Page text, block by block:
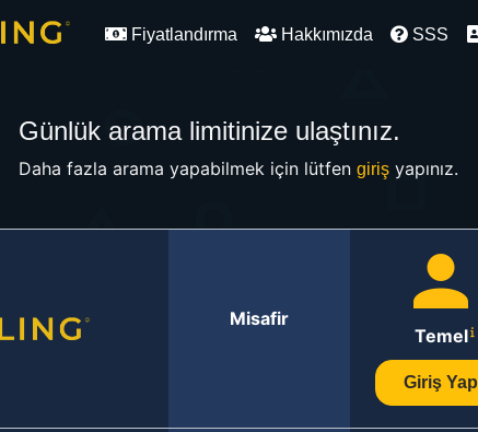
Fiyatlandırma Hakkımızda SSS
Günlük arama limitinize ulaştınız.
Daha fazla arama yapabilmek için lütfen girişyapınız.
Misafir
Temel
Giriş Yap